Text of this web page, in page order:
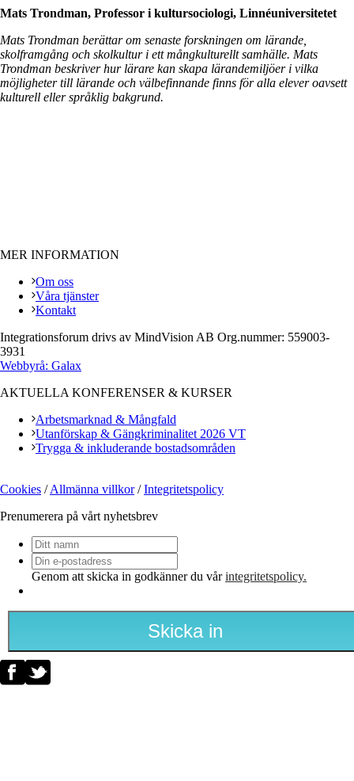
Mats Trondman, Professor i kultursociologi, Linnéuniversitetet
Mats Trondman berättar om senaste forskningen om lärande,
skolframgång och skolkultur i ett mångkulturellt samhälle. Mats
Trondman beskriver hur lärare kan skapa lärandemiljöer i vilka
möjligheter till lärande och välbefinnande finns för alla elever oavsett
kulturell eller språklig bakgrund.
MER INFORMATION
Om oss
Våra tjänster
Kontakt
Integrationsforum drivs av MindVision AB Org.nummer: 559003-
3931
Webbyrå: Galax
AKTUELLA KONFERENSER & KURSER
Arbetsmarknad & Mångfald
Utanförskap & Gängkriminalitet 2026 VT
Trygga & inkluderande bostadsområden
Cookies /Allmänna villkor/Integritetspolicy
Prenumerera på vårt nyhetsbrev
Ditt
namn
Din
e-
Genom att skicka in godkänner du vårintegritetspolicy.